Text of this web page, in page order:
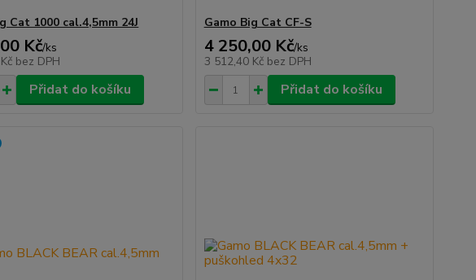
Cat 1000 cal.4,5mm 24J
Kč/ks
bez DPH
Přidat do košíku
Gamo Big Cat CF-S
4 250,00 Kč/ks
3 512,40 Kč bez DPH
Přidat do košíku